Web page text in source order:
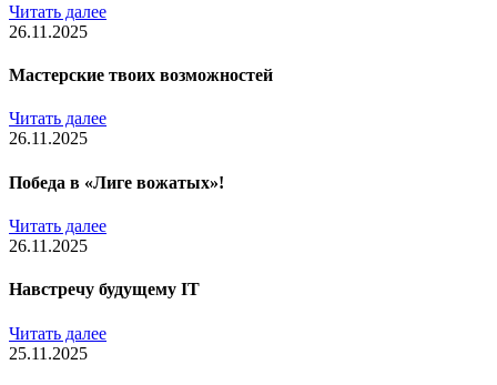
Читать далее
26.11.2025
Мастерские твоих возможностей
Читать далее
26.11.2025
Победа в «Лиге вожатых»!
Читать далее
26.11.2025
Навстречу будущему IT
Читать далее
25.11.2025